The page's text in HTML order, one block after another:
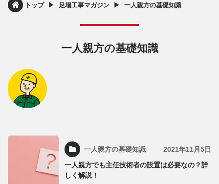
トップ ▶︎ 足場工事マガジン ▶︎ 一人親方の基礎知識
一人親方の基礎知識
一人親方の基礎知識 2021年11月5日
一人親方でも主任技術者の設置は必要なの？詳
しく解説！